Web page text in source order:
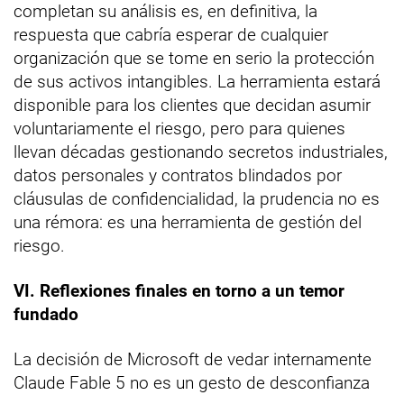
completan su análisis es, en definitiva, la
respuesta que cabría esperar de cualquier
organización que se tome en serio la protección
de sus activos intangibles. La herramienta estará
disponible para los clientes que decidan asumir
voluntariamente el riesgo, pero para quienes
llevan décadas gestionando secretos industriales,
datos personales y contratos blindados por
cláusulas de confidencialidad, la prudencia no es
una rémora: es una herramienta de gestión del
riesgo.
VI. Reflexiones finales en torno a un temor
fundado
La decisión de Microsoft de vedar internamente
Claude Fable 5 no es un gesto de desconfianza